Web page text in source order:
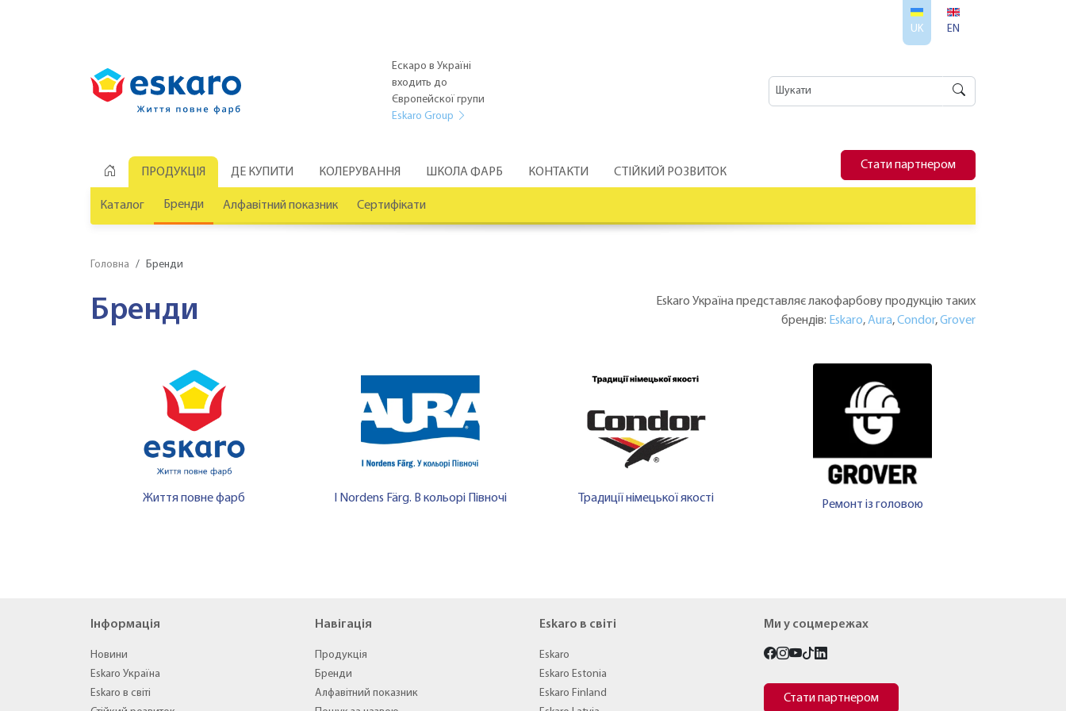
UK EN
Ескаро в Україні
входить до
Європейскої групи
Eskaro Group
ПРОДУКЦІЯ ДЕ КУПИТИ КОЛЕРУВАННЯ ШКОЛА ФАРБ КОНТАКТИ СТІЙКИЙ РОЗВИТОК
Стати партнером
Каталог Бренди Алфавітний показник Сертифікати
Головна Бренди
Бренди
Eskaro Україна представляє лакофарбову продукцію таких
брендів: Eskaro,Aura,Condor,Grover
Життя повне фарб I Nordens Färg. В кольорі Півночі Традиції німецької якості Ремонт із головою
Інформація
Новини
Eskaro Україна
Eskaro в світі
Навігація
Продукція
Бренди
Алфавітний показник
Eskaro в світі
Eskaro
Eskaro Estonia
Eskaro Finland
Ми у соцмережах
Стати партнером